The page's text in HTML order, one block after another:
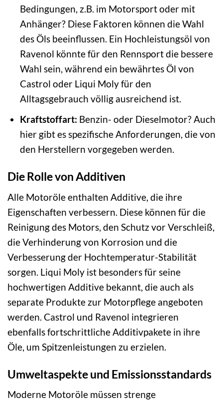
Bedingungen, z.B. im Motorsport oder mit
Anhänger? Diese Faktoren können die Wahl
des Öls beeinflussen. Ein Hochleistungsöl von
Ravenol könnte für den Rennsport die bessere
Wahl sein, während ein bewährtes Öl von
Castrol oder Liqui Moly für den
Alltagsgebrauch völlig ausreichend ist.
Kraftstoffart: Benzin- oder Dieselmotor? Auch
hier gibt es spezifische Anforderungen, die von
den Herstellern vorgegeben werden.
Die Rolle von Additiven
Alle Motoröle enthalten Additive, die ihre
Eigenschaften verbessern. Diese können für die
Reinigung des Motors, den Schutz vor Verschleiß,
die Verhinderung von Korrosion und die
Verbesserung der Hochtemperatur-Stabilität
sorgen. Liqui Moly ist besonders für seine
hochwertigen Additive bekannt, die auch als
separate Produkte zur Motorpflege angeboten
werden. Castrol und Ravenol integrieren
ebenfalls fortschrittliche Additivpakete in ihre
Öle, um Spitzenleistungen zu erzielen.
Umweltaspekte und Emissionsstandards
Moderne Motoröle müssen strenge